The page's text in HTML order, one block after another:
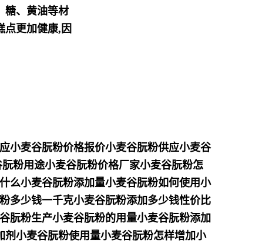
糖、黄油等材
点更加健康,因
小麦谷朊粉价格报价小麦谷朊粉供应小麦谷
粉用途小麦谷朊粉价格厂家小麦谷朊粉怎
么小麦谷朊粉添加量小麦谷朊粉如何使用小
多少钱一千克小麦谷朊粉添加多少钱性价比
朊粉生产小麦谷朊粉的用量小麦谷朊粉添加
小麦谷朊粉使用量小麦谷朊粉怎样增加小